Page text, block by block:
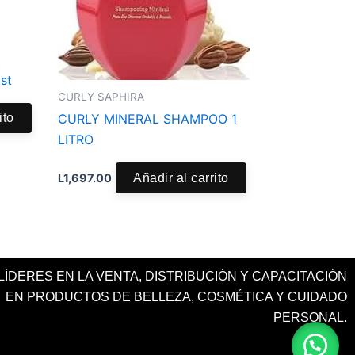
CURLY SAPHIRA
CURLY MINERAL SHAMPOO 1
LITRO
L1,697.00 Añadir al carrito
EN LA VENTA, DISTRIBUCIÓN Y CAPACITACIÓN
EN PRODUCTOS DE BELLEZA, COSMÉTICA Y CUIDADO
PERSONAL.